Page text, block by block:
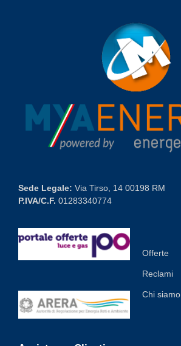
Sede Legale: Via Tirso, 14 00198 RM
P.IVA/C.F. 01283340774
Offerte
Reclami
Chi siamo